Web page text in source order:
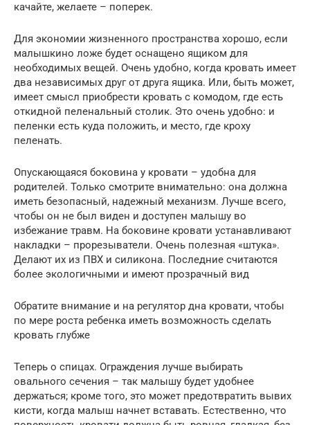
качайте, желаете – поперек.
Для экономии жизненного пространства хорошо, если
малышкино ложе будет оснащено ящиком для
необходимых вещей. Очень удобно, когда кровать имеет
два независимых друг от друга ящика. Или, быть может,
имеет смысл приобрести кровать с комодом, где есть
откидной пеленальный столик. Это очень удобно: и
пеленки есть куда положить, и место, где кроху
пеленать.
Опускающаяся боковина у кровати – удобна для
родителей. Только смотрите внимательно: она должна
иметь безопасный, надежный механизм. Лучше всего,
чтобы он не был виден и доступен малышу во
избежание травм. На боковине кровати устанавливают
накладки – прорезыватели. Очень полезная «штука».
Делают их из ПВХ и силикона. Последние считаются
более экологичными и имеют прозрачный вид
Обратите внимание и на регулятор дна кровати, чтобы
по мере роста ребенка иметь возможность сделать
кровать глубже
Теперь о спицах. Ограждения лучше выбирать
овального сечения – так малышу будет удобнее
держаться; кроме того, это может предотвратить вывих
кисти, когда малыш начнет вставать. Естественно, что